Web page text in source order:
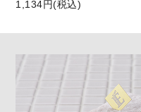
1,134円(税込)